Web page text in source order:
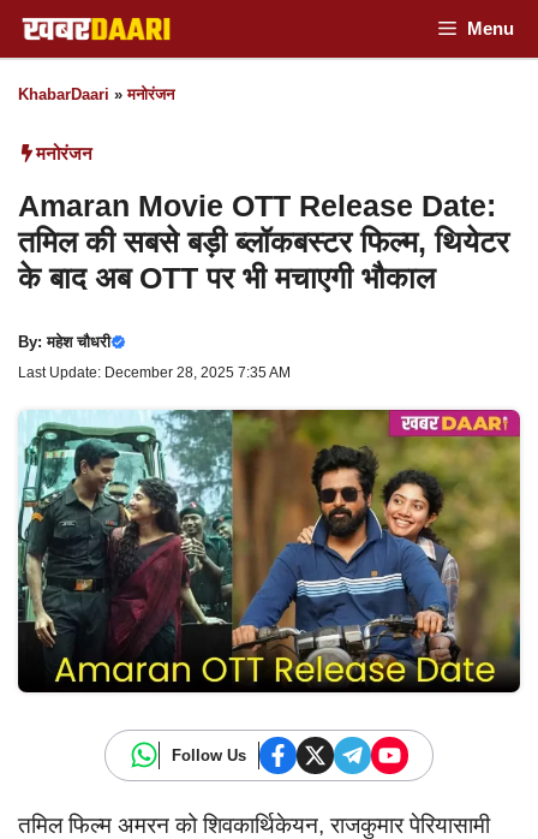
Skip
to
content
Menu
KhabarDaari »मनोरंजन
मनोरंजन
Amaran Movie OTT Release Date:
तमिल की सबसे बड़ी ब्लॉकबस्टर फिल्म, थियेटर
के बाद अब OTT पर भी मचाएगी भौकाल
By:महेश चौधरी
Last Update: December 28, 2025 7:35 AM
Follow Us
तमिल फिल्म अमरन को शिवकार्थिकेयन, राजकुमार पेरियासामी